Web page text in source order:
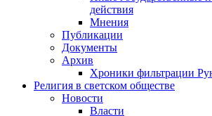
действия
Мнения
Публикации
Документы
Архив
Хроники фильтрации
Религия в светском обществе
Новости
Власти